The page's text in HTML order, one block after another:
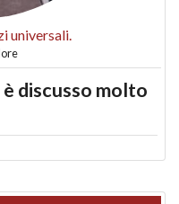
universali.
discusso molto